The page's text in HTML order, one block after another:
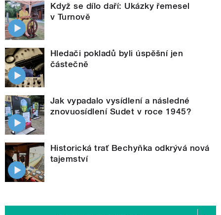
Když se dílo daří: Ukázky řemesel
v Turnově
Hledači pokladů byli úspěšní jen
částečně
Jak vypadalo vysídlení a následné
znovuosídlení Sudet v roce 1945?
Historická trať Bechyňka odkrývá nová
tajemství